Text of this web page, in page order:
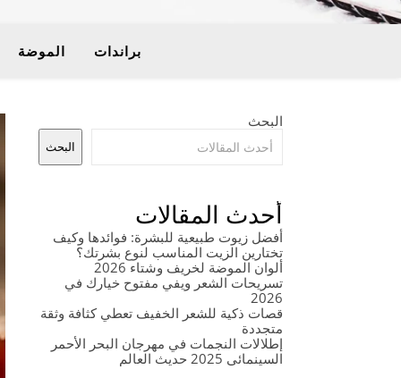
براندات الموضة
البحث
البحث
أحدث المقالات
أفضل زيوت طبيعية للبشرة: فوائدها وكيف
تختارين الزيت المناسب لنوع بشرتك؟
ألوان الموضة لخريف وشتاء 2026
تسريحات الشعر ويفي مفتوح خيارك في
2026
قصات ذكية للشعر الخفيف تعطي كثافة وثقة
متجددة
إطلالات النجمات في مهرجان البحر الأحمر
السينمائي 2025 حديث العالم